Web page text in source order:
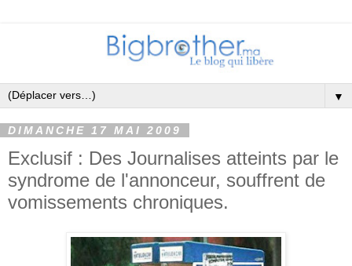
▼
DIMANCHE 17 MAI 2009
Exclusif : Des Journalises atteints par le
syndrome de l'annonceur, souffrent de
vomissements chroniques.